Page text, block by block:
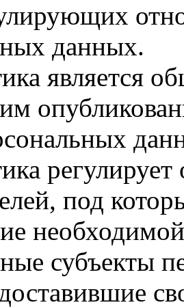
данных.
является
под
субъекты